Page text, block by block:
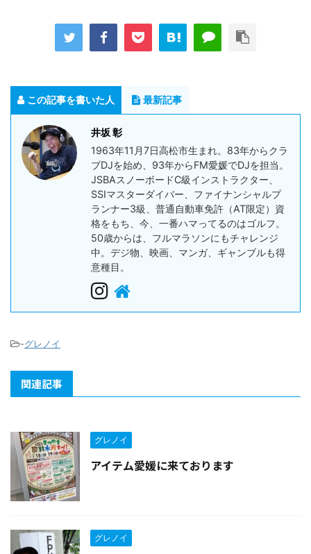
この記事を書いた人 最新記事
井坂 彰
1963年11月7日高松市生まれ。83年からクラ
ブDJを始め、93年からFM愛媛でDJを担当。
JSBAスノーボードC級インストラクター、
SSIマスターダイバー、ファイナンシャルプ
ランナー3級、普通自動車免許（AT限定）資
格をもち、今、一番ハマってるのはゴルフ。
50歳からは、フルマラソンにもチャレンジ
中。デジ物、映画、マンガ、ギャンブルも得
意種目。
-グレノイ
関連記事
グレノイ
アイテム愛媛に来ております
グレノイ